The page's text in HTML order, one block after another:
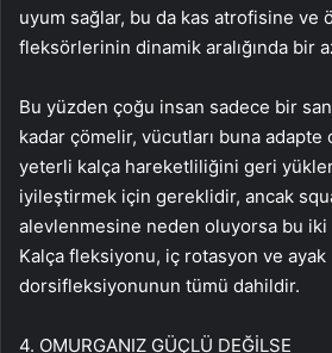
uyum sağlar, bu da kas atrofisine ve
fleksörlerinin dinamik aralığında bir
Bu yüzden çoğu insan sadece bir
kadar çömelir, vücutları buna adapte
yeterli kalça hareketliliğini geri
iyileştirmek için gereklidir, ancak
alevlenmesine neden oluyorsa bu iki
Kalça fleksiyonu, iç rotasyon ve ayak
dorsifleksiyonunun tümü dahildir.
4. OMURGANIZ GÜÇLÜ DEĞİLSE